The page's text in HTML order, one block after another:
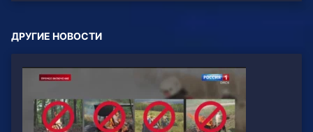
ДРУГИЕ НОВОСТИ